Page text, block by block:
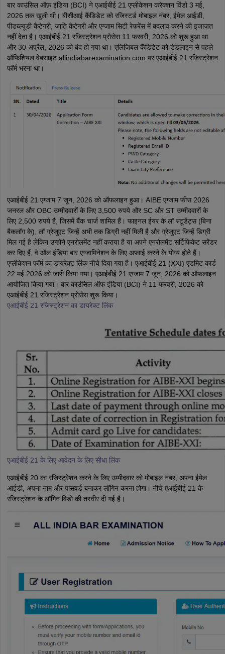
बार काउंसिल ऑफ़ इंडिया (BCI) ने एआईबीई 21 एप्लीकेशन करेक्शन विंडो 3 मई,
2026 तक खुली थी। बीसीआई कैंडिडेट को रजिस्टर्ड मोबाइल नंबर, ईमेल आईडी,
पीडब्ल्यूडी कैटेगरी, जाति कैटेगरी और एग्जाम सिटी रेफरेंस में बदलाव करने की इजाज़त
नहीं देता है। एआईबीई 21 रजिस्ट्रेशन प्रोसेस 11 फरवरी, 2026 को शुरू हुआ था
और 30 अप्रैल, 2026 को बंद हो गया था। एलिजिबल कैंडिडेट को डेडलाइन से पहले
ऑफिशियल वेबसाइट allindiabarexamination.com पर एआईबीई 21 रजिस्ट्रेशन
फॉर्म भरना था।
एआईबीई 21 एग्जाम 7 जून, 2026 को ऑफलाइन हुआ। AIBE एग्जाम फीस 2026
जनरल और OBC उम्मीदवारों के लिए 3,500 रुपये और SC और ST उम्मीदवारों के
लिए 2,500 रुपये है, जिसमें बैंक चार्ज शामिल हैं। फाइनल ईयर के लॉ स्टूडेंट्स (बिना
बैकलॉग के), लॉ ग्रेजुएट जिन्हें अभी तक डिग्री नहीं मिली है और ग्रेजुएट जिन्हें डिग्री
मिल गई है लेकिन उन्होंने एनरोलमेंट नहीं कराया है या अपने एनरोलमेंट सर्टिफिकेट सरेंडर
कर दिए हैं, वे ऑल इंडिया बार एग्जामिनेशन के लिए अप्लाई करने के योग्य होते हैं।
एप्लीकेशन फॉर्म का डायरेक्ट लिंक नीचे दिया गया है। एआईबीई 21 (XXI) एडमिट कार्ड
22 मई 2026 को जारी किया गया। एआईबीई 21 एग्जाम 7 जून, 2026 को ऑफलाइन
आयोजित किया गया। बार काउंसिल ऑफ इंडिया (BCI) ने 11 फरवरी, 2026 को
एआईबीई 21 रजिस्ट्रेशन प्रोसेस शुरू किया।
एआईबीई 21 रजिस्ट्रेशन का डायरेक्ट लिंक
एआईबीई 21 के लिए आवेदन के लिए सीधा लिंक
एआईबीई 20 का रजिस्ट्रेशन करने के लिए उम्मीदवार को मोबाइल नंबर, अपना ईमेल
आईडी, अपना नाम और पासवर्ड बनाकर लॉगिन करना होगा। नीचे एआईबीई 21 के
रजिस्ट्रेशन के लॉगिन विंडो की तस्वीर दी गई है।